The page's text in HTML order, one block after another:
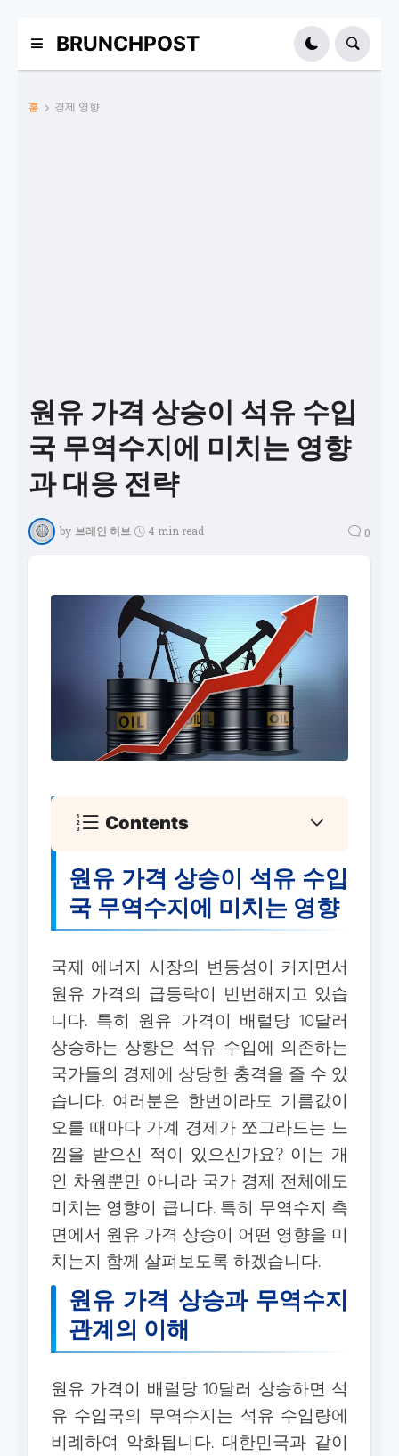
BRUNCHPOST
홈 경제 영향
원유 가격 상승이 석유 수입
국 무역수지에 미치는 영향
과 대응 전략
by 브레인 허브 4 min read 0
Contents
원유 가격 상승이 석유 수입
국 무역수지에 미치는 영향
국제 에너지 시장의 변동성이 커지면서
원유 가격의 급등락이 빈번해지고 있습
니다. 특히 원유 가격이 배럴당 10달러
상승하는 상황은 석유 수입에 의존하는
국가들의 경제에 상당한 충격을 줄 수 있
습니다. 여러분은 한번이라도 기름값이
오를 때마다 가계 경제가 쪼그라드는 느
낌을 받으신 적이 있으신가요? 이는 개
인 차원뿐만 아니라 국가 경제 전체에도
미치는 영향이 큽니다. 특히 무역수지 측
면에서 원유 가격 상승이 어떤 영향을 미
치는지 함께 살펴보도록 하겠습니다.
원유 가격 상승과 무역수지
관계의 이해
원유 가격이 배럴당 10달러 상승하면 석
유 수입국의 무역수지는 석유 수입량에
비례하여 악화됩니다. 대한민국과 같이